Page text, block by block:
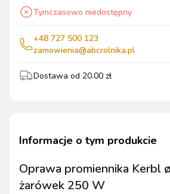
Tymczasowo niedostępny
+48 727 500 123
zamowienia@abcrolnika.pl
Dostawa od 20.00 zł
Informacje o tym produkcie
Oprawa promiennika Kerbl
żarówek 250 W